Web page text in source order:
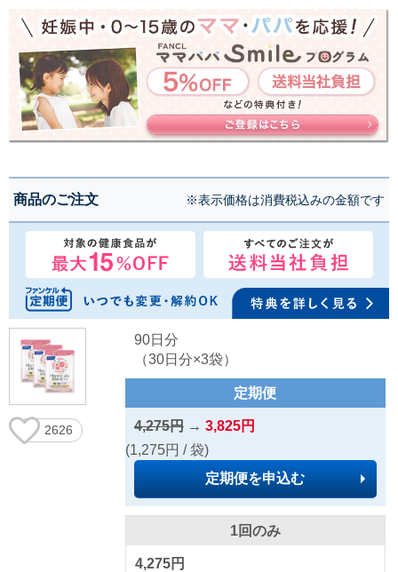
商品のご注文 ※表示価格は消費税込みの金額です
2626
90日分
（30日分×3袋）
定期便
4,275円→ 3,825円
(1,275円 / 袋)
定期便を申込む
1回のみ
4,275円